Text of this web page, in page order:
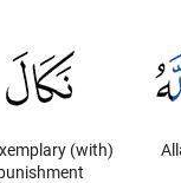
exemplary